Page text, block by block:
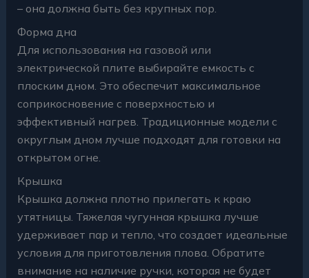
– она должна быть без крупных пор.
Форма дна
Для использования на газовой или
электрической плите выбирайте емкость с
плоским дном. Это обеспечит максимальное
соприкосновение с поверхностью и
эффективный нагрев. Традиционные модели с
округлым дном лучше подходят для готовки на
открытом огне.
Крышка
Крышка должна плотно прилегать к краю
утятницы. Тяжелая чугунная крышка лучше
удерживает пар и тепло, что создает идеальные
условия для приготовления плова. Обратите
внимание на наличие ручки, которая не будет